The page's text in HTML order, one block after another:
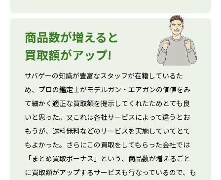
商品数が増えると
買取額がアップ!
サバゲーの知識が豊富なスタッフが在籍しているた
め、プロの鑑定士がモデルガン・エアガンの価値をみ
て細かく適正な買取額を提示してくれたためとても良
いと思った。又これは各社サービスによって違うとお
もうが、送料無料などのサービスを実施していてとて
もよかった。さらにこの買取をしてもらった会社では
「まとめ買取ボーナス」という、商品数が増えるごと
に買取額がアップするサービスも行なっているので、も